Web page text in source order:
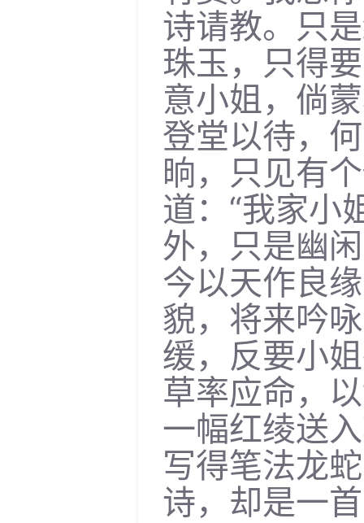
诗请教。只
珠玉，只得
意小姐，倘
登堂以待，
晌，只见有
道：“我家小
外，只是幽
今以天作良
貌，将来吟
缓，反要小
草率应命，
一幅红绫送
写得笔法龙
诗，却是一